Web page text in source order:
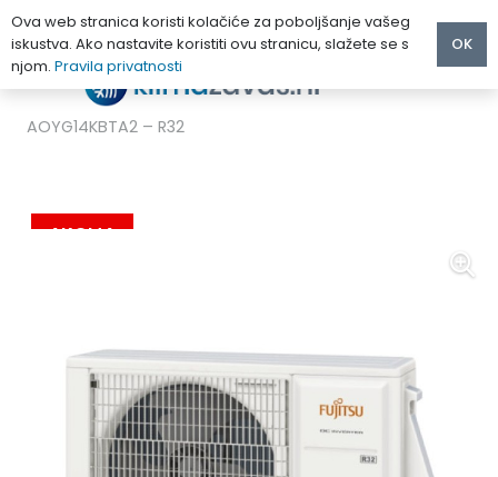
FUJITSU KLIMA UREĐAJ MULTI INVERTER VANJSKA JEDINICA
AOYG14KBTA2 – R32
AKCIJA
Ova web stranica koristi kolačiće za poboljšanje vašeg
iskustva. Ako nastavite koristiti ovu stranicu, slažete se s
njom. Pravila privatnosti
OK